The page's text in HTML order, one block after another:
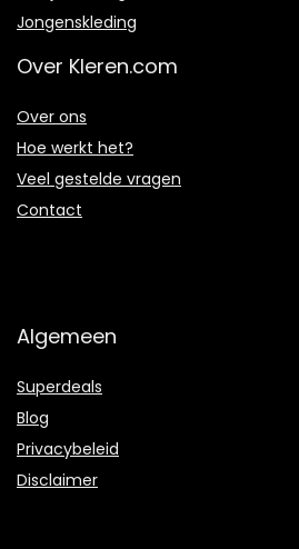
Jongenskleding
Over Kleren.com
Over ons
Hoe werkt het?
Veel gestelde vragen
Contact
Algemeen
Superdeals
Blog
Privacybeleid
Disclaimer